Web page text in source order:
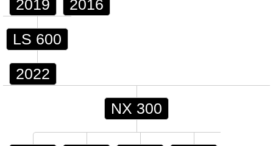
2019 2016
LS 600
2022
NX 300